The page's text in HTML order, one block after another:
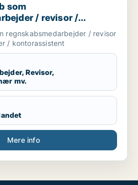
som
/ revisor /
/ kontorassistent
regnskabsmedarbejder / revisor
/ kontorassistent
Revisor,
mv.
Mere info